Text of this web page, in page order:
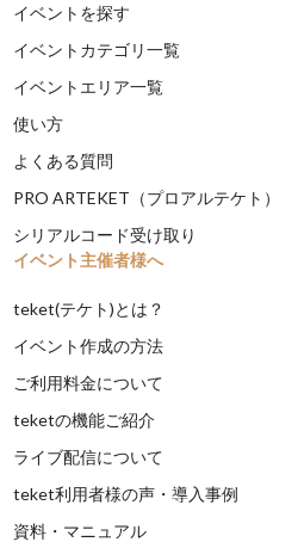
イベントを探す
イベントカテゴリ一覧
イベントエリア一覧
使い方
よくある質問
PRO ARTEKET（プロアルテケト）
シリアルコード受け取り
イベント主催者様へ
teket(テケト)とは？
イベント作成の方法
ご利用料金について
teketの機能ご紹介
ライブ配信について
teket利用者様の声・導入事例
資料・マニュアル